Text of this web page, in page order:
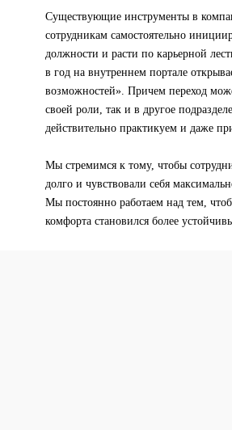
Существующие инструменты в
сотрудникам самостоятельно
должности и расти по карьерной
в год на внутреннем портале
возможностей». Причем переход
своей роли, так и в другое
действительно практикуем и даже
Мы стремимся к тому, чтобы
долго и чувствовали себя
Мы постоянно работаем над тем,
комфорта становился более